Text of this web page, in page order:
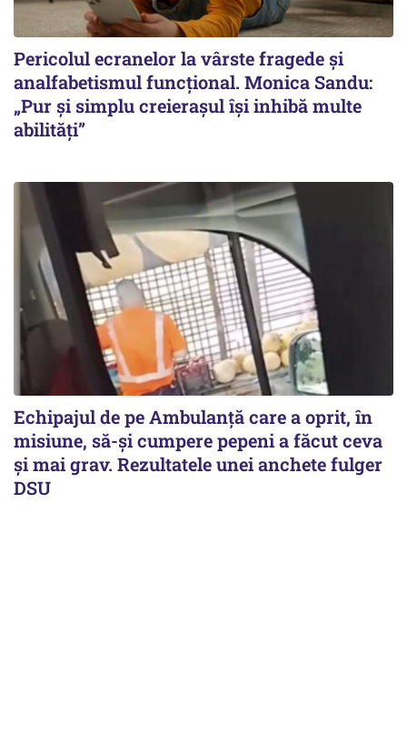
Pericolul ecranelor la vârste fragede și
analfabetismul funcțional. Monica Sandu:
„Pur și simplu creierașul își inhibă multe
abilități”
Echipajul de pe Ambulanță care a oprit, în
misiune, să-și cumpere pepeni a făcut ceva
și mai grav. Rezultatele unei anchete fulger
DSU